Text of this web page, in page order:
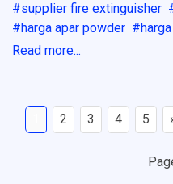
supplier fire extinguisher
harga apar powder
Read more...
2 3 4 5